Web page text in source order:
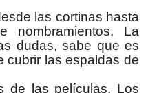
las cortinas hasta
nombramientos. La
dudas, sabe que es
cubrir las espaldas de
de las películas. Los